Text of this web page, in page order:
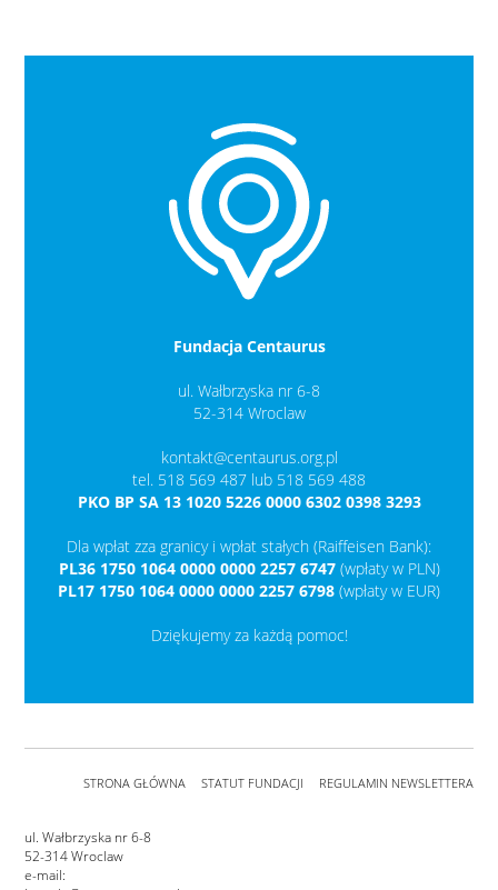
Fundacja Centaurus
ul. Wałbrzyska nr 6-8
52-314 Wroclaw
kontakt@centaurus.org.pl
tel. 518 569 487 lub 518 569 488
PKO BP SA 13 1020 5226 0000 6302 0398 3293
Dla wpłat zza granicy i wpłat stałych (Raiffeisen Bank):
PL36 1750 1064 0000 0000 2257 6747(wpłaty w PLN)
PL17 1750 1064 0000 0000 2257 6798 (wpłaty w EUR)
Dziękujemy za każdą pomoc!
ul. Wałbrzyska nr 6-8
52-314 Wroclaw
e-mail:
STRONA GŁÓWNA STATUT FUNDACJI REGULAMIN NEWSLETTERA